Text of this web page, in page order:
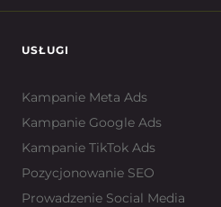
USŁUGI
Kampanie Meta Ads
Kampanie Google Ads
Kampanie TikTok Ads
Pozycjonowanie SEO
Prowadzenie Social Media